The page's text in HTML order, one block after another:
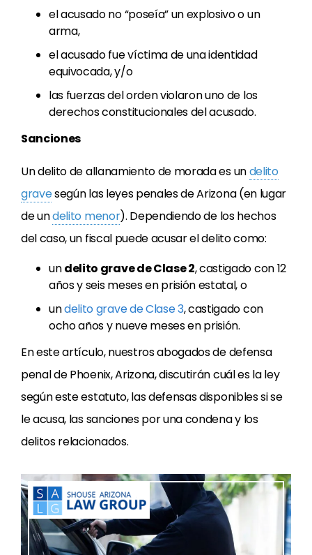
el acusado no “poseía” un explosivo o un
arma,
el acusado fue víctima de una identidad
equivocada, y/o
las fuerzas del orden violaron uno de los
derechos constitucionales del acusado.
Sanciones
Un delito de allanamiento de morada es undelito
gravesegún las leyes penales de Arizona (en lugar
de undelito menor). Dependiendo de los hechos
del caso, un fiscal puede acusar el delito como:
undelito grave de Clase 2, castigado con 12
años y seis meses en prisión estatal, o
undelito grave de Clase 3, castigado con
ocho años y nueve meses en prisión.
En este artículo, nuestros abogados de defensa
penal de Phoenix, Arizona, discutirán cuál es la ley
según este estatuto, las defensas disponibles si se
le acusa, las sanciones por una condena y los
delitos relacionados.